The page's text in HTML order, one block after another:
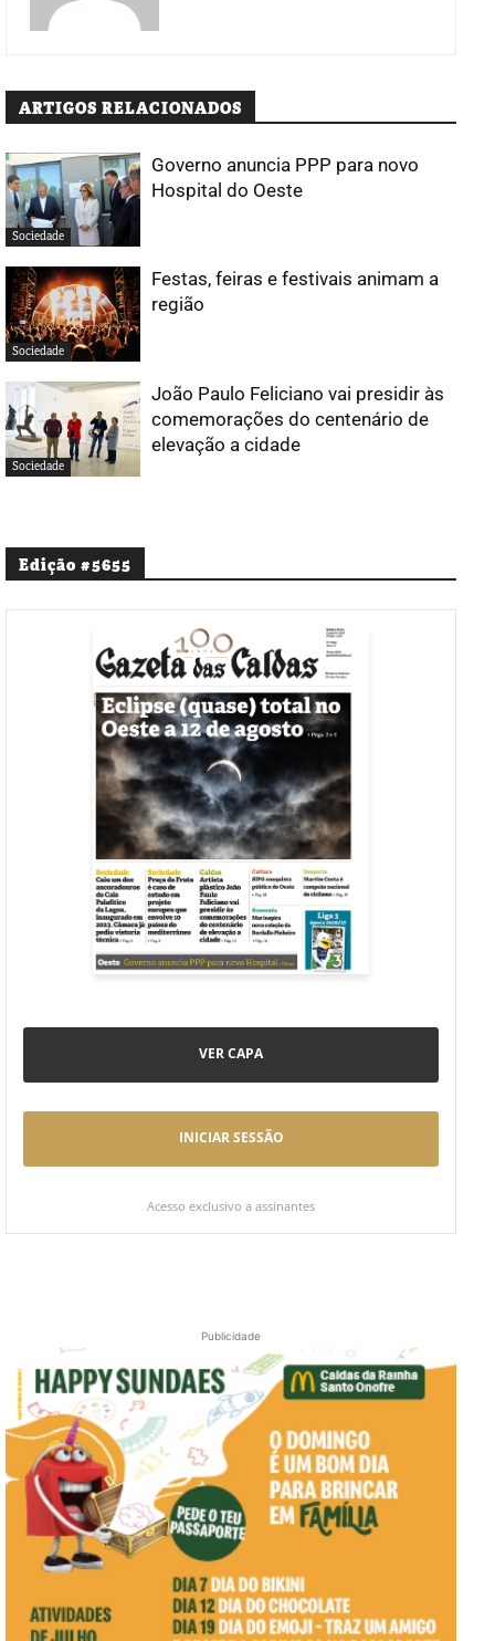
ARTIGOS RELACIONADOS
Sociedade
Governo anuncia PPP para novo
Hospital do Oeste
Sociedade
Festas, feiras e festivais animam a
região
Sociedade
João Paulo Feliciano vai presidir às
comemorações do centenário de
elevação a cidade
Edição #5655
VER CAPA
INICIAR SESSÃO
Acesso exclusivo a assinantes
Publicidade